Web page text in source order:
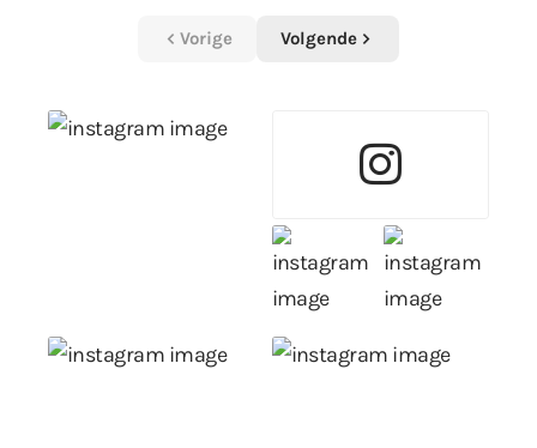
Vorige Volgende